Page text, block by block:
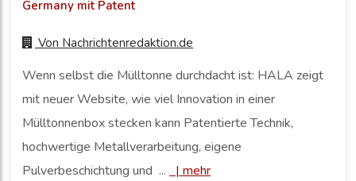
Germany mit Patent
Von Nachrichtenredaktion.de
Wenn selbst die Mülltonne durchdacht ist: HALA zeigt
mit neuer Website, wie viel Innovation in einer
Mülltonnenbox stecken kann Patentierte Technik,
hochwertige Metallverarbeitung, eigene
Pulverbeschichtung und ...
| mehr